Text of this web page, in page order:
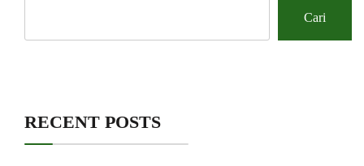
Cari
RECENT POSTS